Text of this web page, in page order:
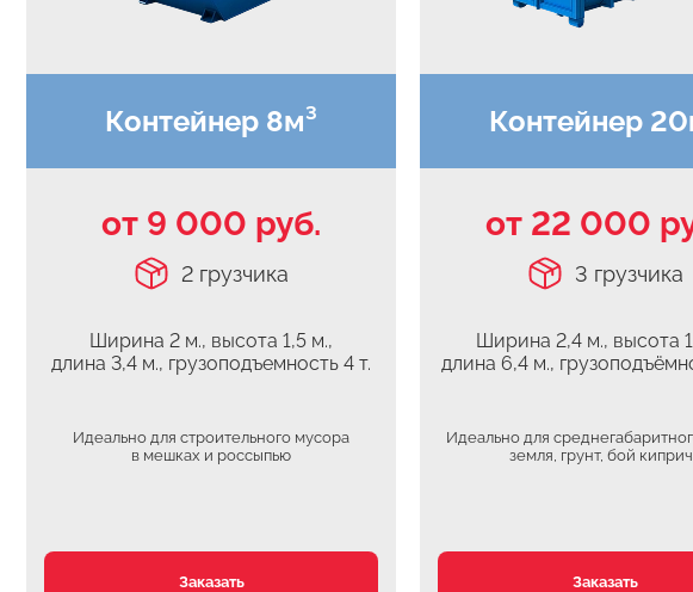
Контейнер 8м³
от 9 000 руб.
2 грузчика
Ширина 2 м., высота 1,5 м.,
длина 3,4 м., грузоподъемность 4 т.
Идеально для строительного мусора
в мешках и россыпью
Заказать
Контейнер
от 22 000
3 грузчика
Ширина 2,4 м., высота
длина 6,4 м.,
Идеально для
земля, грунт, бой
Заказать